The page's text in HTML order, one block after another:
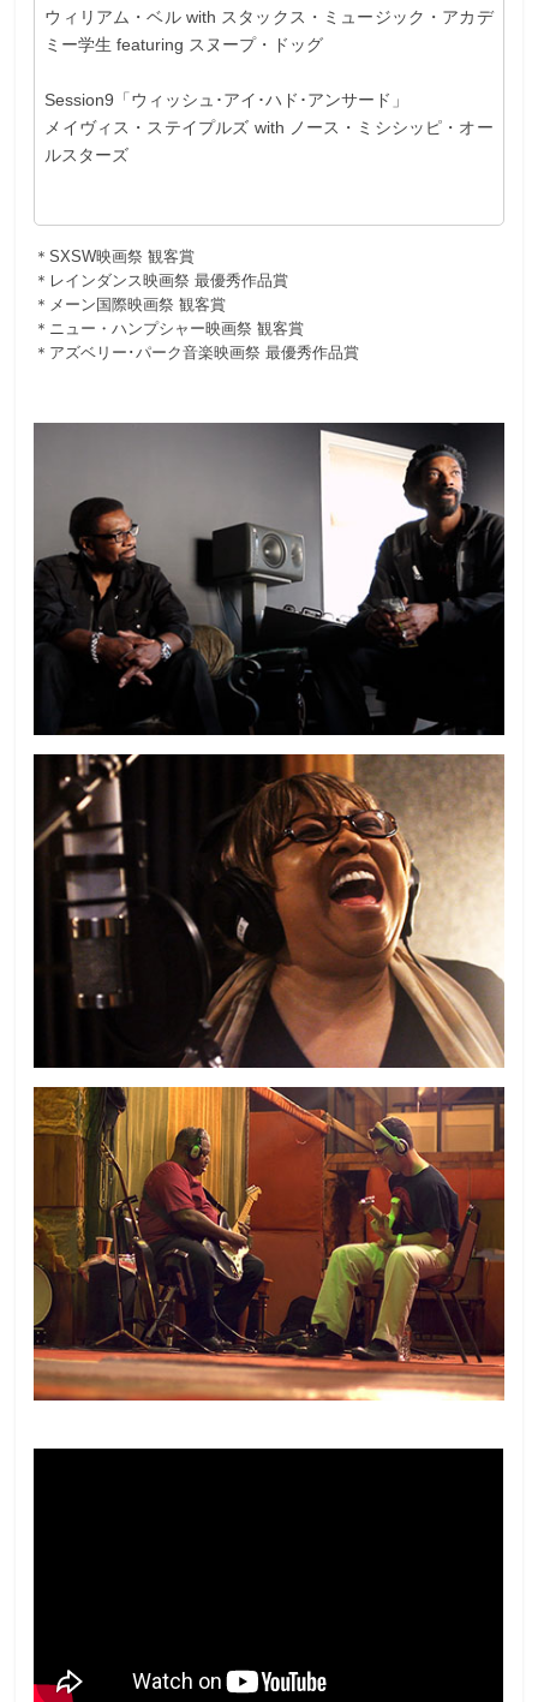
ウィリアム・ベル with スタックス・ミュージック・アカデ
ミー学生 featuring スヌープ・ドッグ
Session9「ウィッシュ･アイ･ハド･アンサード」
メイヴィス・ステイプルズ with ノース・ミシシッピ・オー
ルスターズ
＊SXSW映画祭 観客賞
＊レインダンス映画祭 最優秀作品賞
＊メーン国際映画祭 観客賞
＊ニュー・ハンプシャー映画祭 観客賞
＊アズベリー･パーク音楽映画祭 最優秀作品賞